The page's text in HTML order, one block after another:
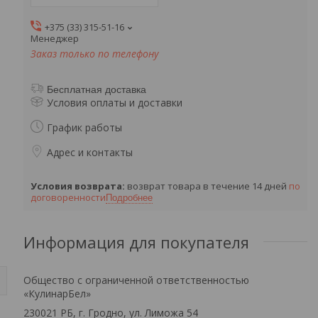
+375 (33) 315-51-16
Менеджер
Заказ только по телефону
Бесплатная доставка
Условия оплаты и доставки
График работы
Адрес и контакты
возврат товара в течение 14 дней по
договоренности Подробнее
Информация для покупателя
Общество с ограниченной ответственностью
«КулинарБел»
230021 РБ, г. Гродно, ул. Лиможа 54